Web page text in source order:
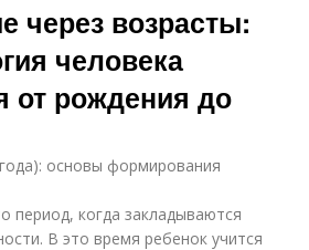
через возрасты:
человека
от рождения до
основы формирования
период, когда закладываются
В это время ребенок учится